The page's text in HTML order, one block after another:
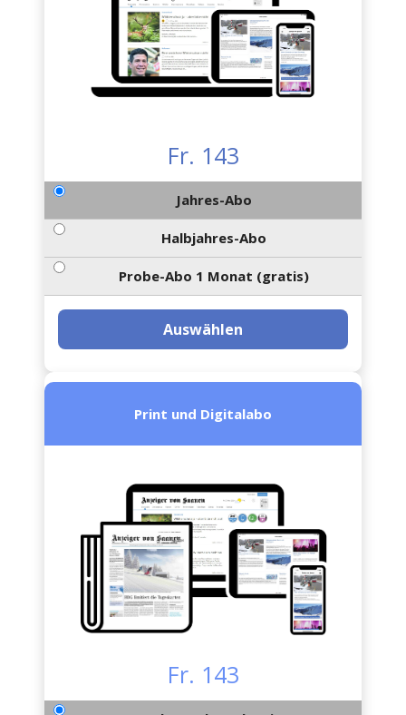
Fr. 143
Jahres-Abo
Halbjahres-Abo
Probe-Abo 1 Monat (gratis)
Auswählen
Print und Digitalabo
Fr. 143